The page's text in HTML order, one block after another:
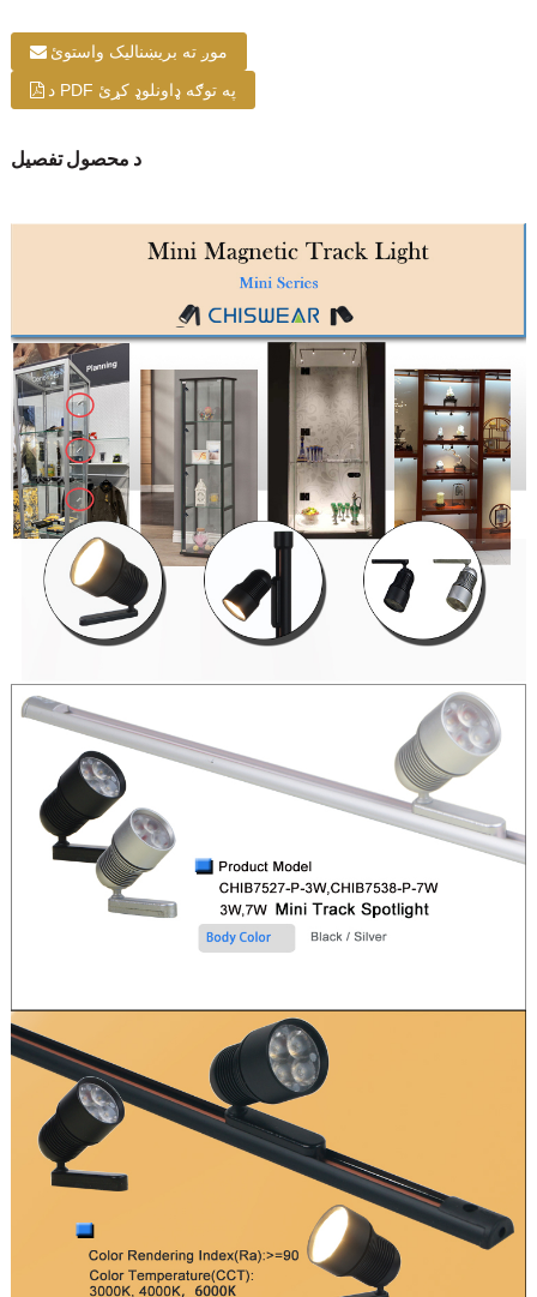
موږ ته بریښنالیک واستوئ
د PDF په توګه ډاونلوډ کړئ
د محصول تفصیل